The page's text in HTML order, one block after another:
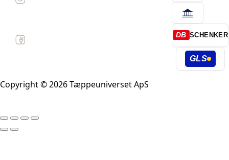
DB SCHENKER
GLS
Copyright © 2026 Tæppeuniverset ApS